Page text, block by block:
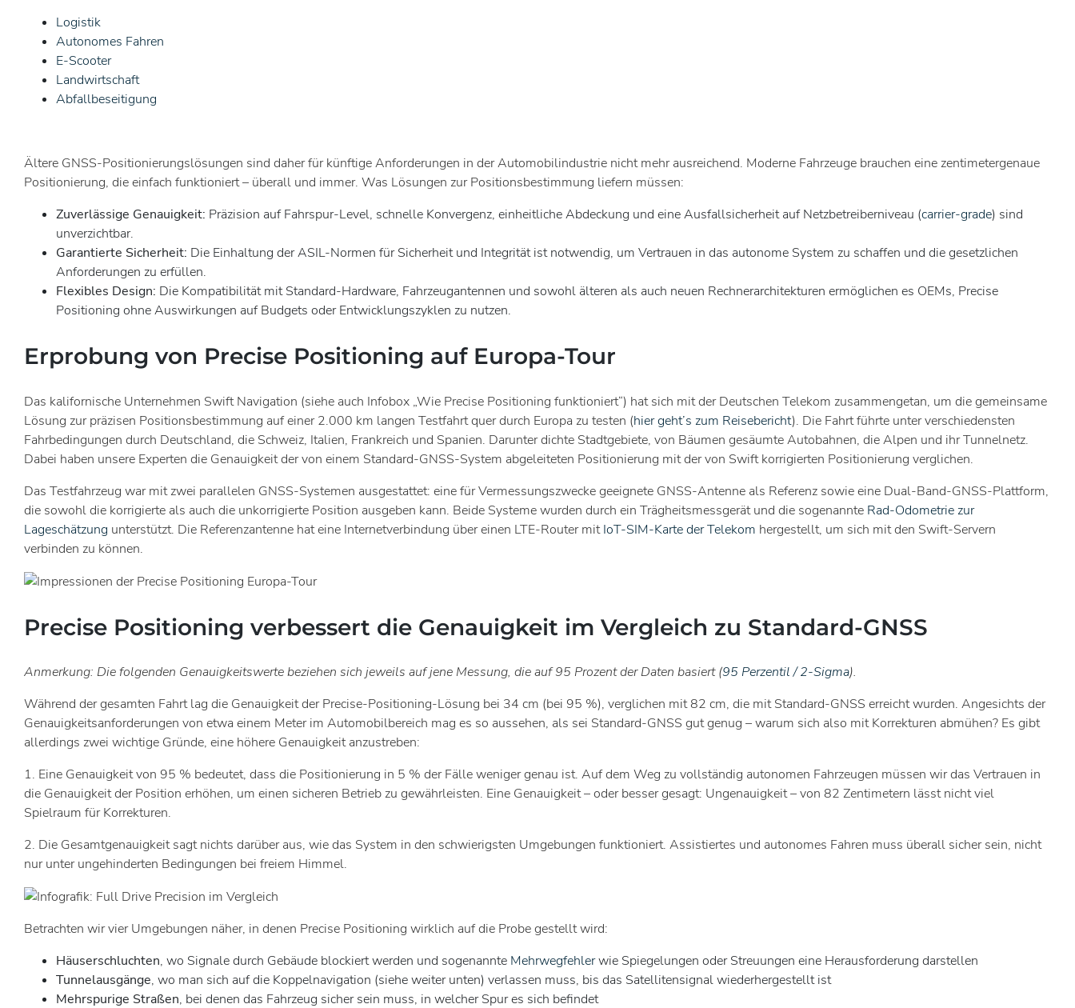
Logistik
Autonomes Fahren
E-Scooter
Landwirtschaft
Abfallbeseitigung
Ältere GNSS-Positionierungslösungen sind daher für künftige Anforderungen in der Automobilindustrie nicht mehr ausreichend. Moderne Fahrzeuge brauchen eine zentimetergenaue
Positionierung, die einfach funktioniert – überall und immer. Was Lösungen zur Positionsbestimmung liefern müssen:
Zuverlässige Genauigkeit: Präzision auf Fahrspur-Level, schnelle Konvergenz, einheitliche Abdeckung und eine Ausfallsicherheit auf Netzbetreiberniveau (carrier-grade) sind
unverzichtbar.
Garantierte Sicherheit: Die Einhaltung der ASIL-Normen für Sicherheit und Integrität ist notwendig, um Vertrauen in das autonome System zu schaffen und die gesetzlichen
Anforderungen zu erfüllen.
Flexibles Design: Die Kompatibilität mit Standard-Hardware, Fahrzeugantennen und sowohl älteren als auch neuen Rechnerarchitekturen ermöglichen es OEMs, Precise
Positioning ohne Auswirkungen auf Budgets oder Entwicklungszyklen zu nutzen.
Erprobung von Precise Positioning auf Europa-Tour
Das kalifornische Unternehmen Swift Navigation (siehe auch Infobox „Wie Precise Positioning funktioniert“) hat sich mit der Deutschen Telekom zusammengetan, um die gemeinsame
Lösung zur präzisen Positionsbestimmung auf einer 2.000 km langen Testfahrt quer durch Europa zu testen (hier geht’s zum Reisebericht). Die Fahrt führte unter verschiedensten
Fahrbedingungen durch Deutschland, die Schweiz, Italien, Frankreich und Spanien. Darunter dichte Stadtgebiete, von Bäumen gesäumte Autobahnen, die Alpen und ihr Tunnelnetz.
Dabei haben unsere Experten die Genauigkeit der von einem Standard-GNSS-System abgeleiteten Positionierung mit der von Swift korrigierten Positionierung verglichen.
Das Testfahrzeug war mit zwei parallelen GNSS-Systemen ausgestattet: eine für Vermessungszwecke geeignete GNSS-Antenne als Referenz sowie eine Dual-Band-GNSS-Plattform,
die sowohl die korrigierte als auch die unkorrigierte Position ausgeben kann. Beide Systeme wurden durch ein Trägheitsmessgerät und die sogenannte Rad-Odometrie zur
Lageschätzung unterstützt. Die Referenzantenne hat eine Internetverbindung über einen LTE-Router mitIoT-SIM-Karte der Telekom hergestellt, um sich mit den Swift-Servern
verbinden zu können.
Precise Positioning verbessert die Genauigkeit im Vergleich zu Standard-GNSS
Anmerkung: Die folgenden Genauigkeitswerte beziehen sich jeweils auf jene Messung, die auf 95 Prozent der Daten basiert (95 Perzentil / 2-Sigma).
Während der gesamten Fahrt lag die Genauigkeit der Precise-Positioning-Lösung bei 34 cm (bei 95 %), verglichen mit 82 cm, die mit Standard-GNSS erreicht wurden. Angesichts der
Genauigkeitsanforderungen von etwa einem Meter im Automobilbereich mag es so aussehen, als sei Standard-GNSS gut genug – warum sich also mit Korrekturen abmühen? Es gibt
allerdings zwei wichtige Gründe, eine höhere Genauigkeit anzustreben:
1. Eine Genauigkeit von 95 % bedeutet, dass die Positionierung in 5 % der Fälle weniger genau ist. Auf dem Weg zu vollständig autonomen Fahrzeugen müssen wir das Vertrauen in
die Genauigkeit der Position erhöhen, um einen sicheren Betrieb zu gewährleisten. Eine Genauigkeit – oder besser gesagt: Ungenauigkeit – von 82 Zentimetern lässt nicht viel
Spielraum für Korrekturen.
2. Die Gesamtgenauigkeit sagt nichts darüber aus, wie das System in den schwierigsten Umgebungen funktioniert. Assistiertes und autonomes Fahren muss überall sicher sein, nicht
nur unter ungehinderten Bedingungen bei freiem Himmel.
Betrachten wir vier Umgebungen näher, in denen Precise Positioning wirklich auf die Probe gestellt wird:
Häuserschluchten, wo Signale durch Gebäude blockiert werden und sogenannte Mehrwegfehlerwie Spiegelungen oder Streuungen eine Herausforderung darstellen
Tunnelausgänge, wo man sich auf die Koppelnavigation (siehe weiter unten) verlassen muss, bis das Satellitensignal wiederhergestellt ist
Mehrspurige Straßen, bei denen das Fahrzeug sicher sein muss, in welcher Spur es sich befindet